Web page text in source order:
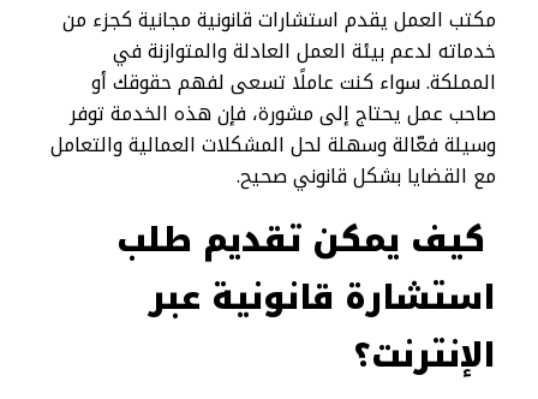
مكتب العمل يقدم استشارات قانونية مجانية كجزء من
خدماته لدعم بيئة العمل العادلة والمتوازنة في
المملكة. سواء كنت عاملًا تسعى لفهم حقوقك أو
صاحب عمل يحتاج إلى مشورة، فإن هذه الخدمة توفر
وسيلة فعّالة وسهلة لحل المشكلات العمالية والتعامل
مع القضايا بشكل قانوني صحيح.
كيف يمكن تقديم طلب
استشارة قانونية عبر
الإنترنت؟